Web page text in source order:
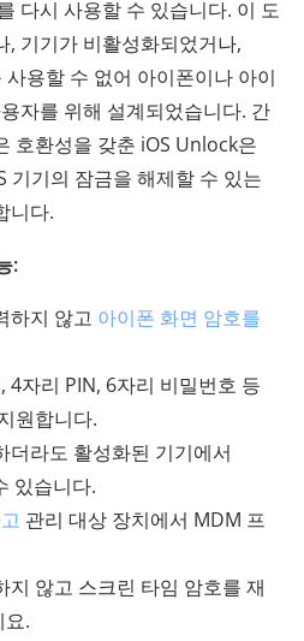
다시 사용할 수 있습니다. 이 도
, 기기가 비활성화되었거나,
용할 수 없어 아이폰이나 아이
자를 위해 설계되었습니다. 간
호환성을 갖춘 iOS Unlock은
기기의 잠금을 해제할 수 있는
니다.
:
하지 않고 아이폰 화면 암호를
4자리 PIN, 6자리 비밀번호 등
원합니다.
더라도 활성화된 기기에서
있습니다.
관리 대상 장치에서 MDM 프
지 않고 스크린 타임 암호를 재
요.